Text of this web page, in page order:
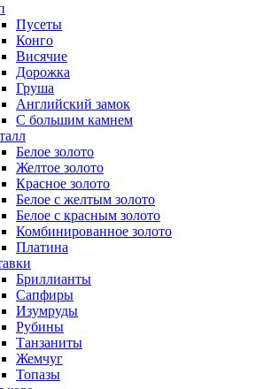
Пусеты
Конго
Висячие
Дорожка
Груша
Английский замок
С большим камнем
Белое золото
Желтое золото
Красное золото
Белое с желтым золото
Белое с красным золото
Комбинированное золото
Платина
Бриллианты
Сапфиры
Изумруды
Рубины
Танзаниты
Жемчуг
Топазы